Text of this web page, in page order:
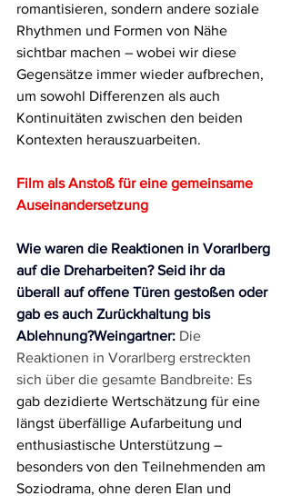
romantisieren, sondern andere soziale
Rhythmen und Formen von Nähe
sichtbar machen – wobei wir diese
Gegensätze immer wieder aufbrechen,
um sowohl Differenzen als auch
Kontinuitäten zwischen den beiden
Kontexten herauszuarbeiten.
Film als Anstoß für eine gemeinsame
Auseinandersetzung
Wie waren die Reaktionen in Vorarlberg
auf die Dreharbeiten? Seid ihr da
überall auf offene Türen gestoßen oder
gab es auch Zurückhaltung bis
Ablehnung?Weingartner: Die
Reaktionen in Vorarlberg erstreckten
sich über die gesamte Bandbreite: Es
gab dezidierte Wertschätzung für eine
längst überfällige Aufarbeitung und
enthusiastische Unterstützung –
besonders von den Teilnehmenden am
Soziodrama, ohne deren Elan und